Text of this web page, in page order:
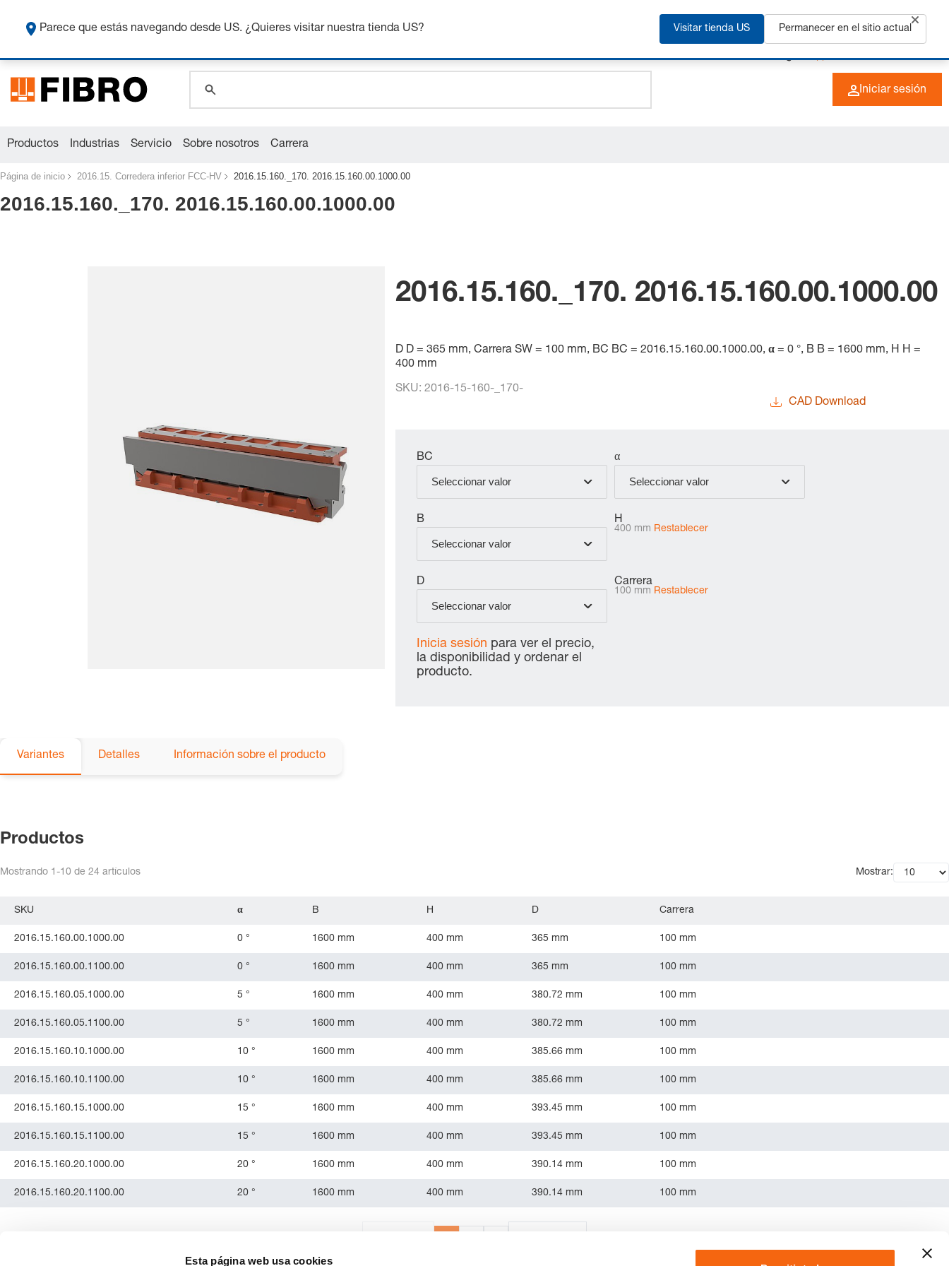
Esta página web usa cookies
+49 (0) 6266 73-0 ES
global.search.placeholder.category
Iniciar sesión
Productos Industrias Servicio Sobre nosotros Carrera
Página de inicio 2016.15. Corredera inferior FCC-HV 2016.15.160._170. 2016.15.160.00.1000.00
2016.15.160._170. 2016.15.160.00.1000.00
2016.15.160._170. 2016.15.160.00.1000.00
D D = 365 mm, Carrera SW = 100 mm, BC BC = 2016.15.160.00.1000.00, α = 0 °, B B = 1600 mm, H H =
400 mm
SKU:2016-15-160-_170-
CAD Download
BC
Seleccionar valor
α
Seleccionar valor
B
Seleccionar valor
H
400 mm Restablecer
D
Seleccionar valor
Carrera
100 mm Restablecer
Inicia sesión para ver el precio,
la disponibilidad y ordenar el
producto.
Variantes Detalles Información sobre el producto
Productos
Mostrando 1-10 de 24 artículos Mostrar:
SKU α B H D Carrera
2016.15.160.00.1000.00 0 ° 1600 mm 400 mm 365 mm 100 mm
2016.15.160.00.1100.00 0 ° 1600 mm 400 mm 365 mm 100 mm
2016.15.160.05.1000.00 5 ° 1600 mm 400 mm 380.72 mm 100 mm
2016.15.160.05.1100.00 5 ° 1600 mm 400 mm 380.72 mm 100 mm
2016.15.160.10.1000.00 10 ° 1600 mm 400 mm 385.66 mm 100 mm
2016.15.160.10.1100.00 10 ° 1600 mm 400 mm 385.66 mm 100 mm
2016.15.160.15.1000.00 15 ° 1600 mm 400 mm 393.45 mm 100 mm
2016.15.160.15.1100.00 15 ° 1600 mm 400 mm 393.45 mm 100 mm
2016.15.160.20.1000.00 20 ° 1600 mm 400 mm 390.14 mm 100 mm
2016.15.160.20.1100.00 20 ° 1600 mm 400 mm 390.14 mm 100 mm
Parece que estás navegando desde US. ¿Quieres visitar nuestra tienda US? Visitar tienda US Permanecer en el sitio actual